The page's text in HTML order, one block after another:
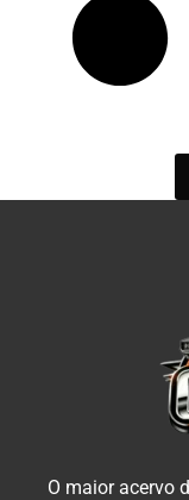
O maior acervo